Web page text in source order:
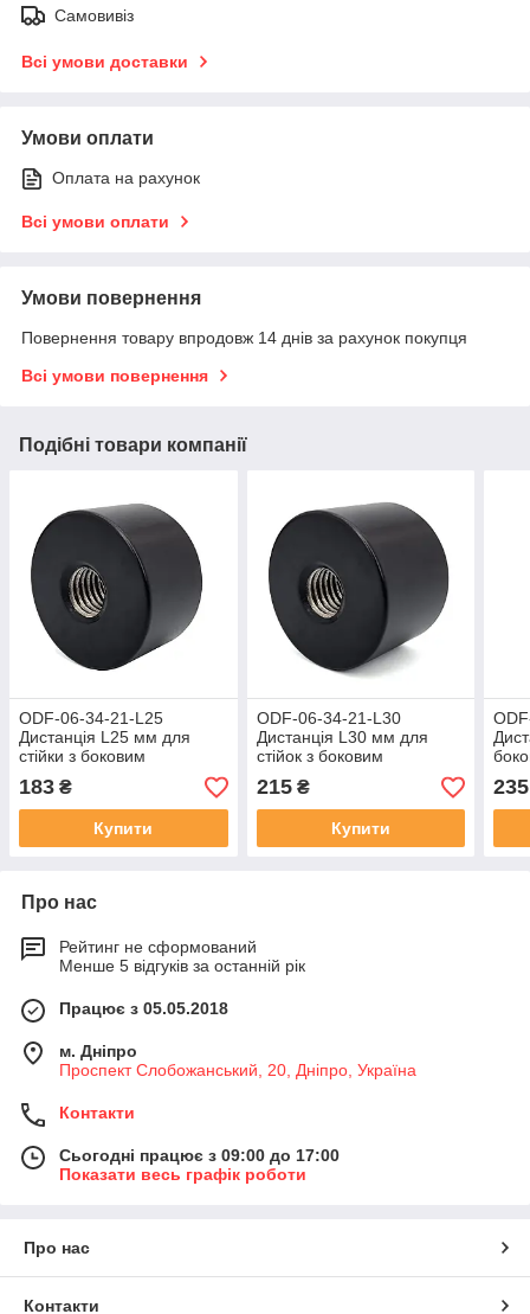
Самовивіз
Всі умови доставки
Умови оплати
Оплата на рахунок
Всі умови оплати
Умови повернення
Повернення товару впродовж 14 днів за рахунок покупця
Всі умови повернення
Подібні товари компанії
ODF-06-34-21-L25
Дистанція L25 мм для
стійки з боковим
кріпленням d38 мм, M14,
чорний
183 ₴
Купити
ODF-06-34-21-L30
Дистанція L30 мм для
стійок з боковим
кріпленням d38 мм, M14,
чорний
215₴
Купити
мм,
235
Про нас
Рейтинг не сформований
Менше 5 відгуків за останній рік
Працює з 05.05.2018
м. Дніпро
Проспект Слобожанський, 20, Дніпро, Україна
Контакти
Сьогодні працює з 09:00 до 17:00
Показати весь графік роботи
Про нас
Контакти